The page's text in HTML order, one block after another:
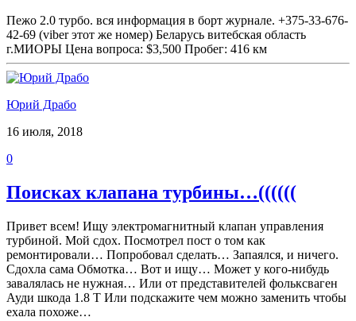
Пежо 2.0 турбо. вся информация в борт журнале. +375-33-676-
42-69 (viber этот же номер) Беларусь витебская область
г.МИОРЫ Цена вопроса: $3,500 Пробег: 416 км
Юрий Драбо
16 июля, 2018
0
Поисках клапана турбины…((((((
Привет всем! Ищу электромагнитный клапан управления
турбиной. Мой сдох. Посмотрел пост о том как
ремонтировали… Попробовал сделать… Запаялся, и ничего.
Сдохла сама Обмотка… Вот и ищу… Может у кого-нибудь
завалялась не нужная… Или от представителей фольксваген
Ауди шкода 1.8 Т Или подскажите чем можно заменить чтобы
ехала похоже…